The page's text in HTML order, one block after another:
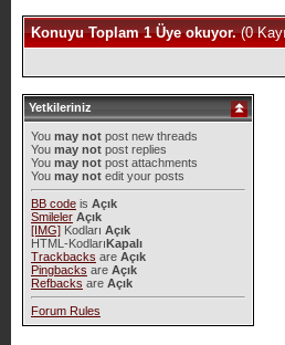
Konuyu Toplam 1 Üye okuyor.(0
Yetkileriniz
You may notpost new threads
You may notpost replies
You may notpost attachments
You may notedit your posts
BB codeis Açık
Smileler Açık
[IMG]Kodları Açık
HTML-KodlarıKapalı
Trackbacks are Açık
Pingbacks are Açık
Refbacks are Açık
Forum Rules